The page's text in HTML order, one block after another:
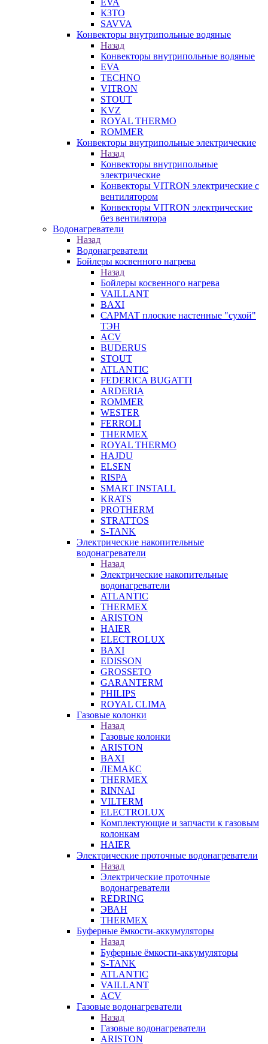
EVA
КЗТО
SAVVA
Конвекторы внутрипольные водяные
Назад
Конвекторы внутрипольные водяные
EVA
TECHNO
VITRON
STOUT
KVZ
ROYAL THERMO
ROMMER
Конвекторы внутрипольные электрические
Назад
Конвекторы внутрипольные
электрические
Конвекторы VITRON электрические с
вентилятором
Конвекторы VITRON электрические
без вентилятора
Водонагреватели
Назад
Водонагреватели
Бойлеры косвенного нагрева
Назад
Бойлеры косвенного нагрева
VAILLANT
BAXI
САРМАТ плоские настенные "сухой"
ТЭН
ACV
BUDERUS
STOUT
ATLANTIC
FEDERICA BUGATTI
ARDERIA
ROMMER
WESTER
FERROLI
THERMEX
ROYAL THERMO
HAJDU
ELSEN
RISPA
SMART INSTALL
KRATS
PROTHERM
STRATTOS
S-TANK
Электрические накопительные
водонагреватели
Назад
Электрические накопительные
водонагреватели
ATLANTIC
THERMEX
ARISTON
HAIER
ELECTROLUX
BAXI
EDISSON
GROSSETO
GARANTERM
PHILIPS
ROYAL CLIMA
Газовые колонки
Назад
Газовые колонки
ARISTON
BAXI
ЛЕМАКС
THERMEX
RINNAI
VILTERM
ELECTROLUX
Комплектующие и запчасти к газовым
колонкам
HAIER
Электрические проточные водонагреватели
Назад
Электрические проточные
водонагреватели
REDRING
ЭВАН
THERMEX
Буферные ёмкости-аккумуляторы
Назад
Буферные ёмкости-аккумуляторы
S-TANK
ATLANTIC
VAILLANT
ACV
Газовые водонагреватели
Назад
Газовые водонагреватели
ARISTON